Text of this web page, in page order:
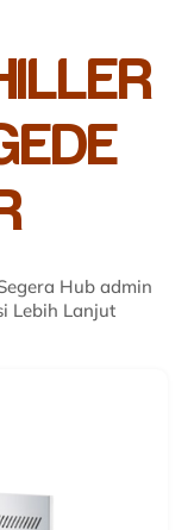
Hub admin
Lebih Lanjut